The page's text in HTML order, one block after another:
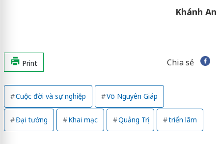
Khánh An
Print Chia sẻ
Cuộc đời và sự nghiệp Võ Nguyên Giáp
Đại tướng Khai mạc Quảng Trị triển lãm